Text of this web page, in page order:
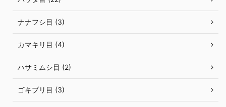
ナナフシ目 (3)
カマキリ目 (4)
ハサミムシ目 (2)
ゴキブリ目 (3)